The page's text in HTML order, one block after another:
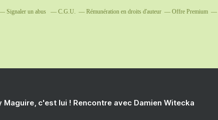
Signaler un abus C.G.U. Rémunération en droits d'auteur Offre Premium
c'est lui ! Rencontre avec Damien Witecka